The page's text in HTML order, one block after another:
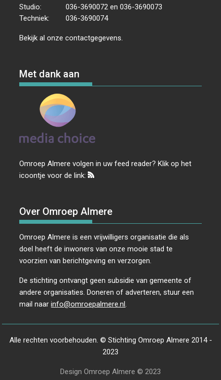
Studio:
036-3690072 en 036-3690073
Techniek:
036-3690074
Bekijk al onzecontactgegevens.
Met dank aan
Omroep Almere volgen in uw feed reader? Klik op het
icoontje voor de link:
Over Omroep Almere
Omroep Almere is een vrijwilligers organisatie die als
doel heeft de inwoners van onze mooie stad te
voorzien van berichtgeving en verzorgen.
De stichting ontvangt geen subsidie van gemeente of
andere organisaties. Doneren of adverteren, stuur een
mail naarinfo@omroepalmere.nl.
Alle rechten voorbehouden. © Stichting Omroep Almere 2014 -
2023
Design Omroep Almere © 2023